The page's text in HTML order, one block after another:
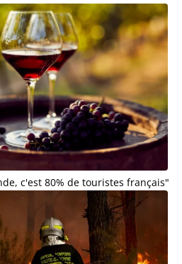
c'est 80% de touristes français"